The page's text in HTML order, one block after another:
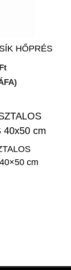
HŐPRÉS
Ártartomány:
439,000Ft
1,384,300Ft
cm